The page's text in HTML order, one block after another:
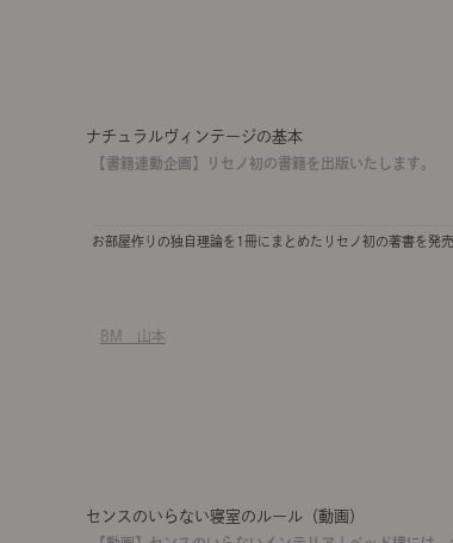
ナチュラルヴィンテージの基本
【書籍連動企画】リセノ初の書籍を出版いたします。
お部屋作りの独自理論を1冊にまとめたリセノ初の著書を発売
BM 山本
センスのいらない寝室のルール（動画）